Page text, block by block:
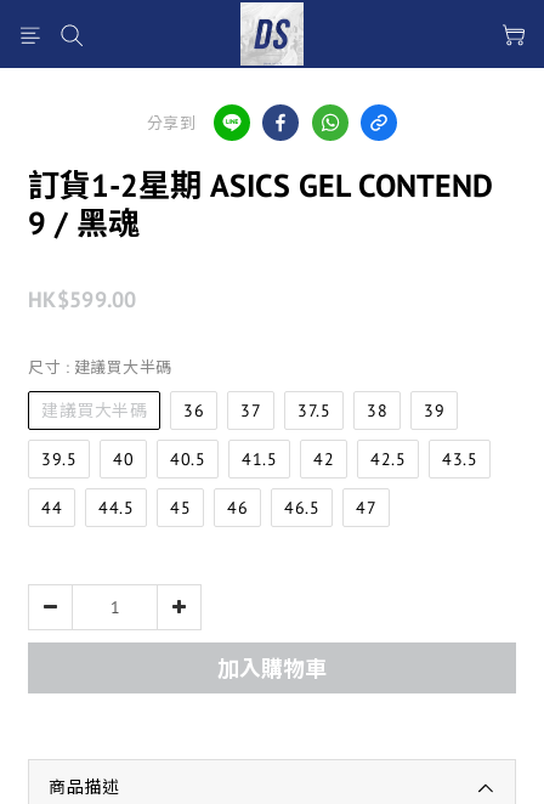
分享到
訂貨1-2星期 ASICS GEL CONTEND
9 / 黑魂
HK$599.00
尺寸 : 建議買大半碼
建議買大半碼 36 37 37.5 38 39
39.5 40 40.5 41.5 42 42.5 43.5
44 44.5 45 46 46.5 47
加入購物車
商品描述